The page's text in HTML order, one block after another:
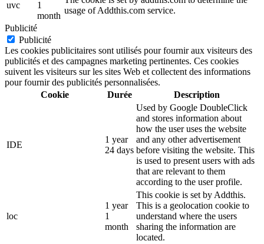
uvc
1
month
usage of Addthis.com service.
Publicité
Publicité
Les cookies publicitaires sont utilisés pour fournir aux visiteurs des
publicités et des campagnes marketing pertinentes. Ces cookies
suivent les visiteurs sur les sites Web et collectent des informations
pour fournir des publicités personnalisées.
Cookie
Durée Description
IDE
1 year
24 days
Used by Google DoubleClick
and stores information about
how the user uses the website
and any other advertisement
before visiting the website. This
is used to present users with ads
that are relevant to them
according to the user profile.
loc
1 year
1
month
This cookie is set by Addthis.
This is a geolocation cookie to
understand where the users
sharing the information are
located.